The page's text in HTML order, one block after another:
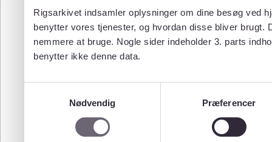
Rigsarkivet indsamler oplysninger om dine besøg ved
benytter vores tjenester, og hvordan disse bliver
nemmere at bruge. Nogle sider indeholder 3. parts
benytter ikke denne data.
Nødvendig
Præferencer